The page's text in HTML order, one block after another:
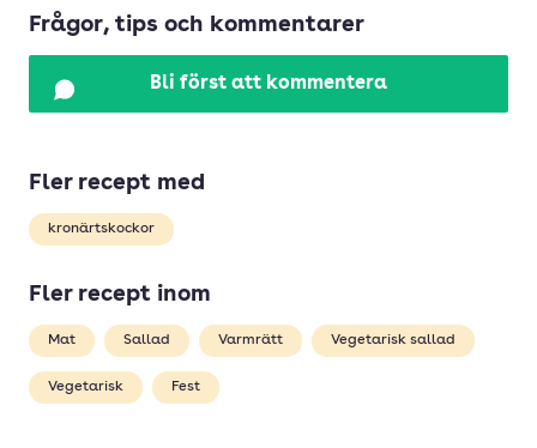
Frågor, tips och kommentarer
Bli först att kommentera
Fler recept med
kronärtskockor
Fler recept inom
Mat Sallad Varmrätt Vegetarisk sallad
Vegetarisk Fest